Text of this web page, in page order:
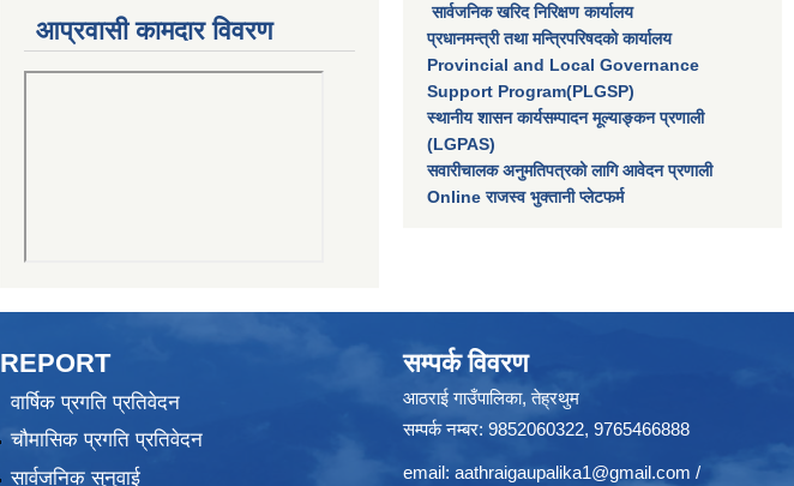
आप्रवासी कामदार विवरण
सार्वजनिक खरिद निरिक्षण कार्यालय
प्रधानमन्त्री तथा मन्त्रिपरिषदकाे कार्यालय
Provincial and Local Governance
Support Program(PLGSP)
स्थानीय शासन कार्यसम्पादन मूल्याङ्कन प्रणाली
(LGPAS)
सवारीचालक अनुमतिपत्रको लागि आवेदन प्रणाली
Online राजस्व भुक्तानी प्लेटफर्म
REPORT
वार्षिक प्रगति प्रतिवेदन
चौमासिक प्रगति प्रतिवेदन
सार्वजनिक सुनुवाई
सम्पर्क विवरण
आठराई गाउँपालिका, तेह्रथुम
सम्पर्क नम्बर: 9852060322, 9765466888
email: aathraigaupalika1@gmail.com /